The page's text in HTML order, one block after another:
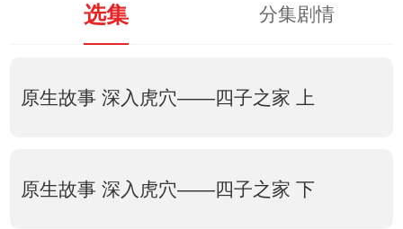
选集 分集剧情
原生故事 深入虎穴——四子之家 上
原生故事 深入虎穴——四子之家 下